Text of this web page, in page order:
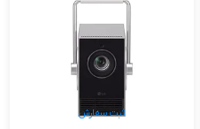
ثبت سفارش